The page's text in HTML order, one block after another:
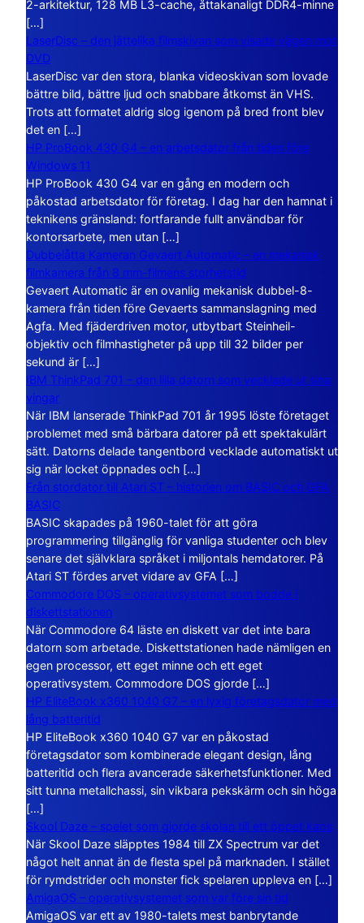
2-arkitektur, 128 MB L3-cache, åttakanaligt DDR4-minne
[…]
LaserDisc – den jättelika filmskivan som visade vägen mot
DVD
LaserDisc var den stora, blanka videoskivan som lovade
bättre bild, bättre ljud och snabbare åtkomst än VHS.
Trots att formatet aldrig slog igenom på bred front blev
det en […]
HP ProBook 430 G4 – en arbetsdator från tiden före
Windows 11
HP ProBook 430 G4 var en gång en modern och
påkostad arbetsdator för företag. I dag har den hamnat i
teknikens gränsland: fortfarande fullt användbar för
kontorsarbete, men utan […]
Dubbelåtta Kameran Gevaert Automatic – en mekanisk
filmkamera från 8 mm-filmens storhetstid
Gevaert Automatic är en ovanlig mekanisk dubbel-8-
kamera från tiden före Gevaerts sammanslagning med
Agfa. Med fjäderdriven motor, utbytbart Steinheil-
objektiv och filmhastigheter på upp till 32 bilder per
sekund är […]
IBM ThinkPad 701 – den lilla datorn som vecklade ut sina
vingar
När IBM lanserade ThinkPad 701 år 1995 löste företaget
problemet med små bärbara datorer på ett spektakulärt
sätt. Datorns delade tangentbord vecklade automatiskt ut
sig när locket öppnades och […]
Från stordator till Atari ST – historien om BASIC och GFA
BASIC
BASIC skapades på 1960-talet för att göra
programmering tillgänglig för vanliga studenter och blev
senare det självklara språket i miljontals hemdatorer. På
Atari ST fördes arvet vidare av GFA […]
Commodore DOS – operativsystemet som bodde i
diskettstationen
När Commodore 64 läste en diskett var det inte bara
datorn som arbetade. Diskettstationen hade nämligen en
egen processor, ett eget minne och ett eget
operativsystem. Commodore DOS gjorde […]
HP EliteBook x360 1040 G7 – en lyxig företagsdator med
lång batteritid
HP EliteBook x360 1040 G7 var en påkostad
företagsdator som kombinerade elegant design, lång
batteritid och flera avancerade säkerhetsfunktioner. Med
sitt tunna metallchassi, sin vikbara pekskärm och sin höga
[…]
Skool Daze – spelet som gjorde skolan till ett öppet kaos
När Skool Daze släpptes 1984 till ZX Spectrum var det
något helt annat än de flesta spel på marknaden. I stället
för rymdstrider och monster fick spelaren uppleva en […]
AmigaOS – operativsystemet som var före sin tid
AmigaOS var ett av 1980-talets mest banbrytande